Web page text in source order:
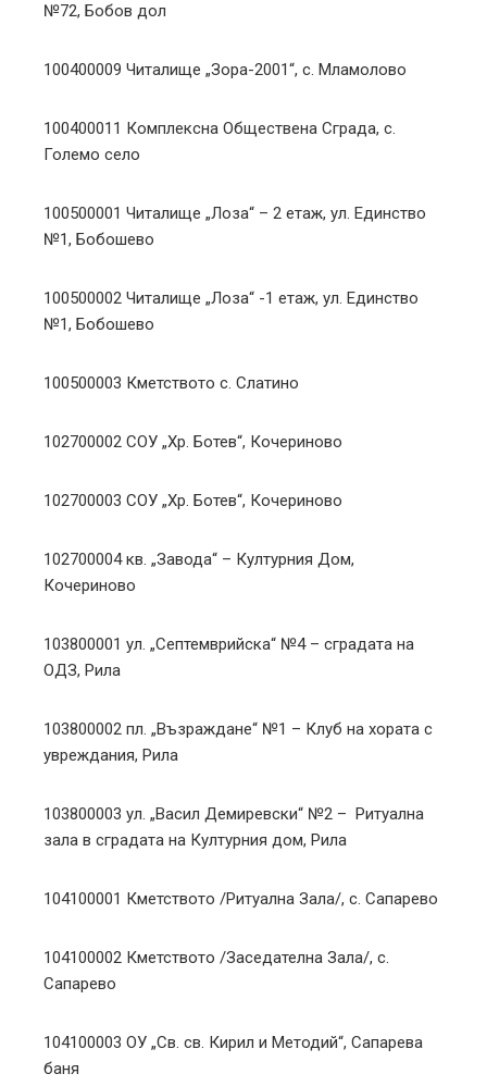
№72, Бобов дол
100400009 Читалище „Зора-2001“, с. Мламолово
100400011 Комплексна Обществена Сграда, с.
Големо село
100500001 Читалище „Лоза“ – 2 етаж, ул. Единство
№1, Бобошево
100500002 Читалище „Лоза“ -1 етаж, ул. Единство
№1, Бобошево
100500003 Кметството с. Слатино
102700002 СОУ „Хр. Ботев“, Кочериново
102700003 СОУ „Хр. Ботев“, Кочериново
102700004 кв. „Завода“ – Културния Дом,
Кочериново
103800001 ул. „Септемврийска“ №4 – сградата на
ОДЗ, Рила
103800002 пл. „Възраждане“ №1 – Клуб на хората с
увреждания, Рила
103800003 ул. „Васил Демиревски“ №2 – Ритуална
зала в сградата на Културния дом, Рила
104100001 Кметството /Ритуална Зала/, с. Сапарево
104100002 Кметството /Заседателна Зала/, с.
Сапарево
104100003 ОУ „Св. св. Кирил и Методий“, Сапарева
баня